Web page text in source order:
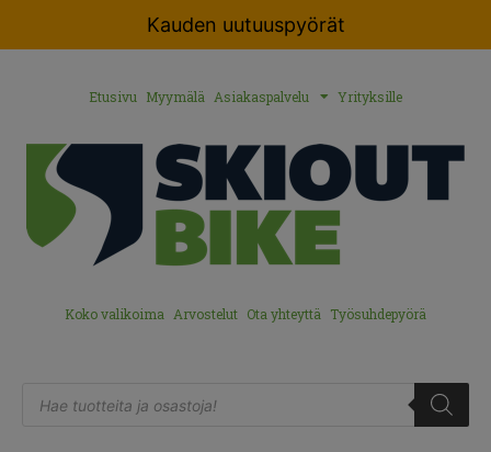
Kauden uutuuspyörät
Etusivu Myymälä Asiakaspalvelu Yrityksille
Koko valikoima Arvostelut Ota yhteyttä Työsuhdepyörä